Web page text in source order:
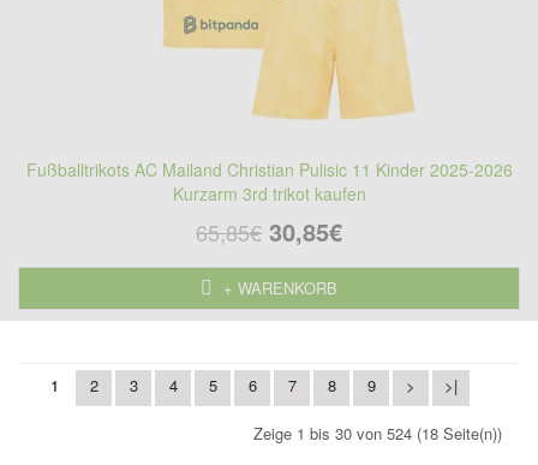
Fußballtrikots AC Mailand Christian Pulisic 11 Kinder 2025-2026
Kurzarm 3rd trikot kaufen
65,85€ 30,85€
+ WARENKORB
1 2 3 4 5 6 7 8 9 > >|
Zeige 1 bis 30 von 524 (18 Seite(n))